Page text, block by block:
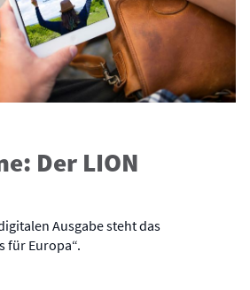
Der LION
Ausgabe steht das
für Europa“.